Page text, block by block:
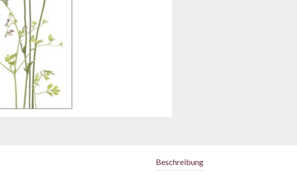
Beschreibung